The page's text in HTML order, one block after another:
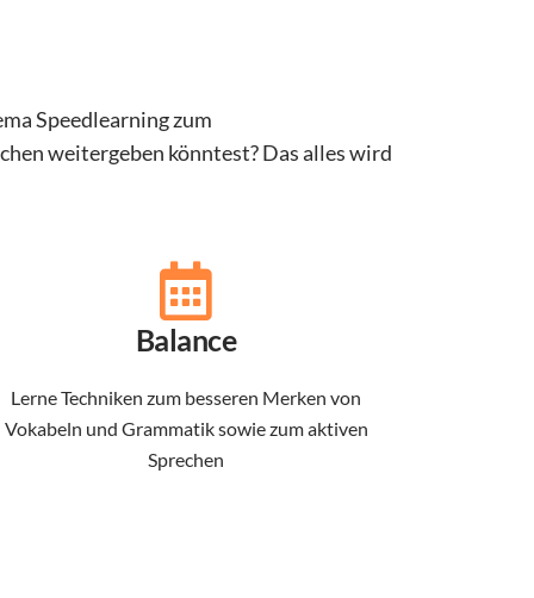
Speedlearning zum
weitergeben könntest? Das alles wird
Balance
Lerne Techniken zum besseren Merken von
Vokabeln und Grammatik sowie zum aktiven
Sprechen